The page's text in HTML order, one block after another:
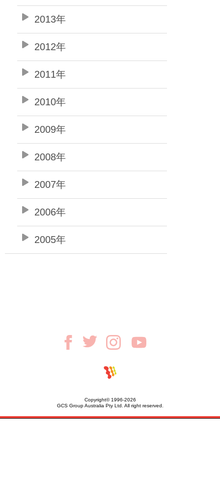
2013年
2012年
2011年
2010年
2009年
2008年
2007年
2006年
2005年
Copyright© 1996-2026
GCS Group Australia Pty Ltd. All right reserved.